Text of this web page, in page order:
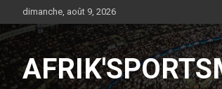
dimanche, août 9, 2026